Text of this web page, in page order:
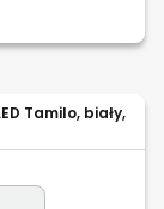
Tamilo, biały,